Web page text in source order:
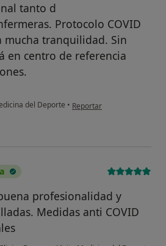
tanto d
Protocolo COVID
tranquilidad. Sin
en centro de referencia
del Deporte • en opinión del usuario
Reportar
profesionalidad y
Medidas anti COVID